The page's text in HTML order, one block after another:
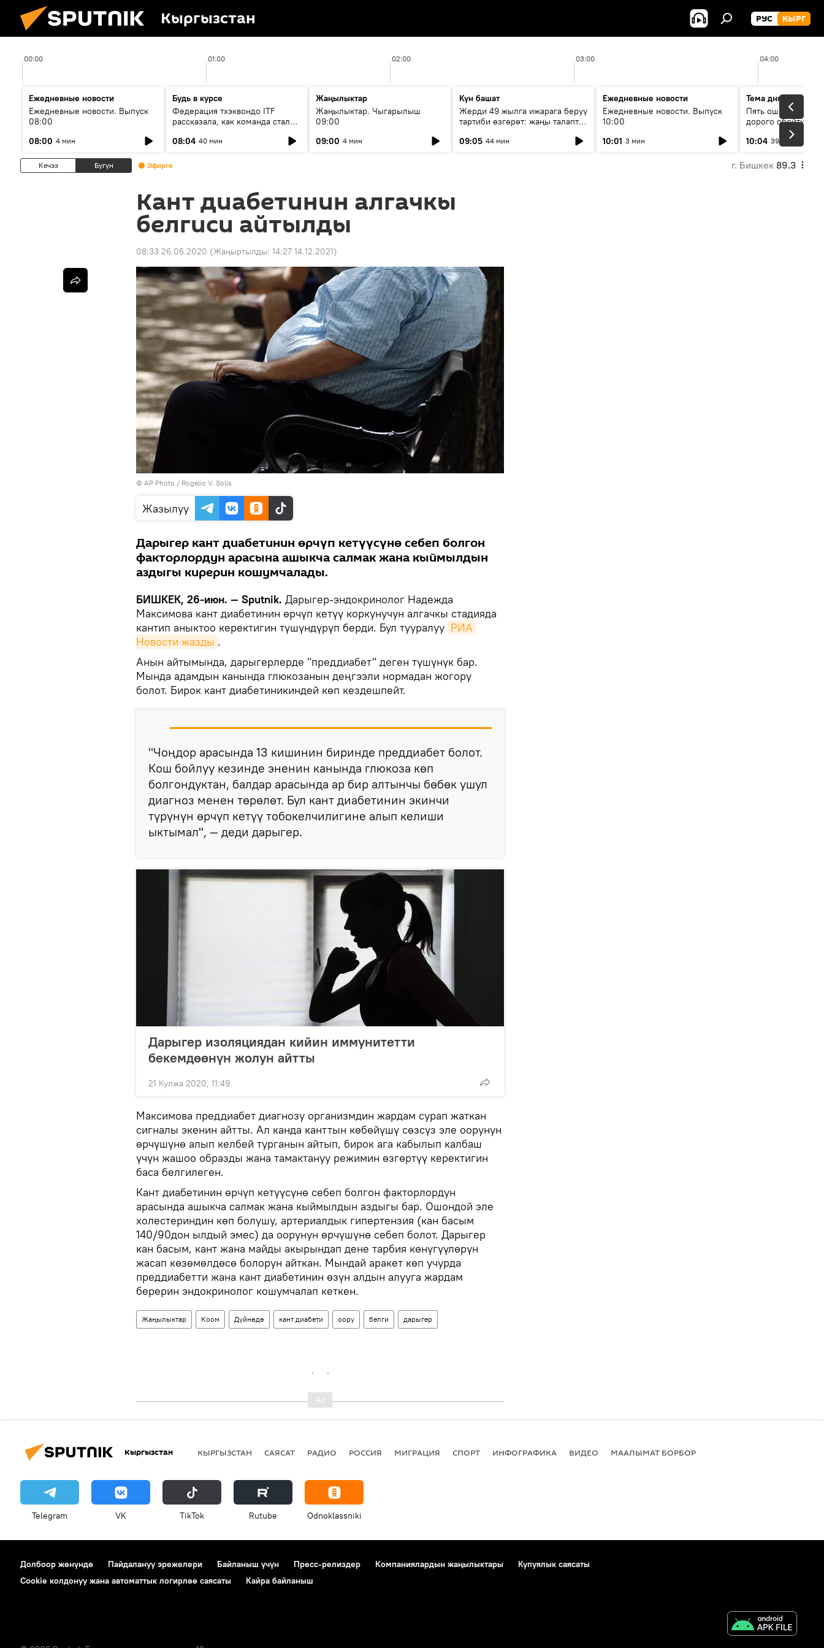
Кыргызстан РУС КЫРГ
00:00 01:00 02:00 03:00 04:00
Ежедневные новости
Ежедневные новости. Выпуск
08:00
08:00 4 мин
Будь в курсе
Федерация тхэквондо ITF
рассказала, как команда стала
08:04 40 мин
Жаңылыктар
Жаңылыктар. Чыгарылыш
09:00
09:00 4 мин
Күн башат
Жерди 49 жылга ижарага берүү
тартиби өзгөрөт: жаңы талаптар
09:05 44 мин
Ежедневные новости
Ежедневные новости. Выпуск
10:00
10:01 3 мин
Тема дня
Пять ошибок
дорого обойтись
10:04 39 мин
Кечээ Бүгүн Эфирге г. Бишкек 89.3
Кант диабетинин алгачкы
белгиси айтылды
08:33 26.06.2020 (Жаңыртылды: 14:27 14.12.2021)
© AP Photo / Rogelio V. Solis
Жазылуу
Дарыгер кант диабетинин өрчүп кетүүсүнө себеп болгон
факторлордун арасына ашыкча салмак жана кыймылдын
аздыгы кирерин кошумчалады.
БИШКЕК, 26-июн. — Sputnik. Дарыгер-эндокринолог Надежда
Максимова кант диабетинин өрчүп кетүү коркунучун алгачкы стадияда
кантип аныктоо керектигин түшүндүрүп берди. Бул тууралуу РИА
Новости жазды .
Анын айтымында, дарыгерлерде "преддиабет" деген түшүнүк бар.
Мында адамдын канында глюкозанын деңгээли нормадан жогору
болот. Бирок кант диабетиникиндей көп кездешпейт.
"Чоңдор арасында 13 кишинин биринде преддиабет болот.
Кош бойлуу кезинде эненин канында глюкоза көп
болгондуктан, балдар арасында ар бир алтынчы бөбөк ушул
диагноз менен төрөлөт. Бул кант диабетинин экинчи
түрүнүн өрчүп кетүү тобокелчилигине алып келиши
ыктымал", — деди дарыгер.
Дарыгер изоляциядан кийин иммунитетти
бекемдөөнүн жолун айтты
21 Кулжа 2020, 11:49
Максимова преддиабет диагнозу организмдин жардам сурап жаткан
сигналы экенин айтты. Ал канда канттын көбөйүшү сөзсүз эле оорунун
өрчүшүнө алып келбей турганын айтып, бирок ага кабылып калбаш
үчүн жашоо образды жана тамактануу режимин өзгөртүү керектигин
баса белгилеген.
Кант диабетинин өрчүп кетүүсүнө себеп болгон факторлордун
арасында ашыкча салмак жана кыймылдын аздыгы бар. Ошондой эле
холестериндин көп болушу, артериалдык гипертензия (кан басым
140/90дон ылдый эмес) да оорунун өрчүшүнө себеп болот. Дарыгер
кан басым, кант жана майды акырындап дене тарбия көнүгүүлөрүн
жасап көзөмөлдөсө болорун айткан. Мындай аракет көп учурда
преддиабетти жана кант диабетинин өзүн алдын алууга жардам
берерин эндокринолог кошумчалап кеткен.
Жаңылыктар Коом Дүйнөдө кант диабети оору белги дарыгер
Кыргызстан КЫРГЫЗСТАН САЯСАТ РАДИО РОССИЯ МИГРАЦИЯ СПОРТ ИНФОГРАФИКА ВИДЕО МААЛЫМАТ БОРБОР
Telegram VK ТikТоk Rutube Odnoklassniki
Долбоор жөнүндө Пайдалануу эрежелери Байланыш үчүн Пресс-релиздер Компаниялардын жаңылыктары
Купуялык саясаты
Cookie колдонуу жана автоматтык логирлөө саясаты
Кайра байланыш